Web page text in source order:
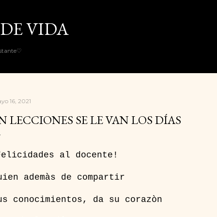
VIDA
16, 2021
LECCIONES SE LE VAN LOS DÍAS
al docente!
ademàs de compartir
conocimientos, da su corazòn